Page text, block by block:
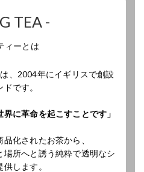
TEA -
ィーとは
、2004年にイギリスで創設
です。
界に革命を起こすことです」
化されたお茶から、
所へと誘う純粋で透明なシ
します。